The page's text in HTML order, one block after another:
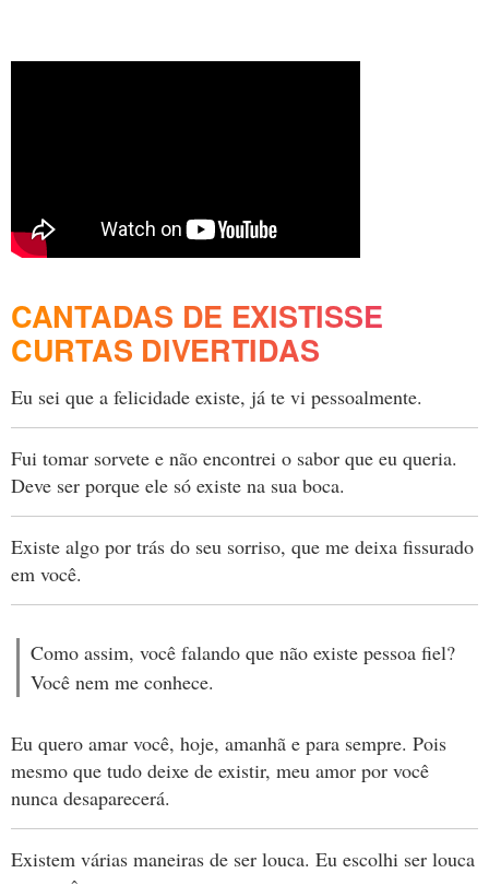
CANTADAS DE EXISTISSE
CURTAS DIVERTIDAS
Eu sei que a felicidade existe, já te vi pessoalmente.
Fui tomar sorvete e não encontrei o sabor que eu queria.
Deve ser porque ele só existe na sua boca.
Existe algo por trás do seu sorriso, que me deixa fissurado
em você.
Como assim, você falando que não existe pessoa fiel?
Você nem me conhece.
Eu quero amar você, hoje, amanhã e para sempre. Pois
mesmo que tudo deixe de existir, meu amor por você
nunca desaparecerá.
Existem várias maneiras de ser louca. Eu escolhi ser louca